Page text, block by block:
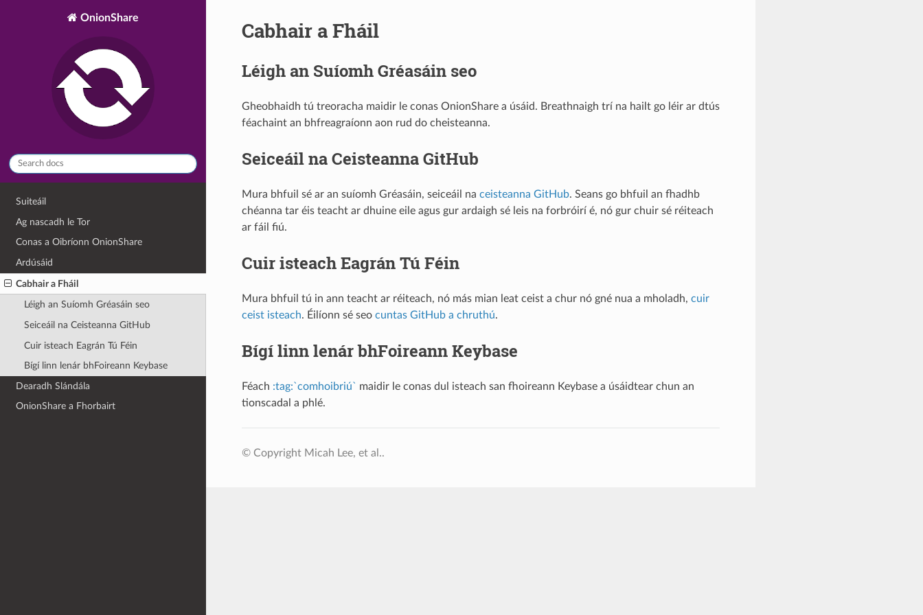
OnionShare
Suiteáil
Ag nascadh le Tor
Conas a Oibríonn OnionShare
Ardúsáid
Cabhair a Fháil
Léigh an Suíomh Gréasáin seo
Seiceáil na Ceisteanna GitHub
Cuir isteach Eagrán Tú Féin
Bígí linn lenár bhFoireann Keybase
Dearadh Slándála
OnionShare a Fhorbairt
Cabhair a Fháil
Léigh an Suíomh Gréasáin seo
Gheobhaidh tú treoracha maidir le conas OnionShare a úsáid. Breathnaigh trí na hailt go léir ar dtús
féachaint an bhfreagraíonn aon rud do cheisteanna.
Seiceáil na Ceisteanna GitHub
Mura bhfuil sé ar an suíomh Gréasáin, seiceáil na ceisteanna GitHub. Seans go bhfuil an fhadhb
chéanna tar éis teacht ar dhuine eile agus gur ardaigh sé leis na forbróirí é, nó gur chuir sé réiteach
ar fáil fiú.
Cuir isteach Eagrán Tú Féin
Mura bhfuil tú in ann teacht ar réiteach, nó más mian leat ceist a chur nó gné nua a mholadh, cuir
ceist isteach. Éilíonn sé seo cuntas GitHub a chruthú.
Bígí linn lenár bhFoireann Keybase
Féach :tag:`comhoibriú` maidir le conas dul isteach san fhoireann Keybase a úsáidtear chun an
tionscadal a phlé.
© Copyright Micah Lee, et al..